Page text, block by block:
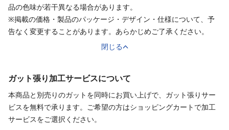
品の色味が若干異なる場合があります。
※掲載の価格・製品のパッケージ・デザイン・仕様について、予
告なく変更することがあります。あらかじめご了承ください。
閉じる
ガット張り加工サービスについて
本商品と別売りのガット を同時にお買い上げで、 ガット張りサー
ビスを無料で承ります。ご希望の方はショッピングカートで加工
サービスをご選択ください。